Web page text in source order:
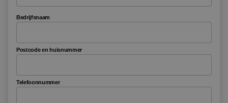
Bedrijfsnaam
Postcode en huisnummer
Telefoonnummer